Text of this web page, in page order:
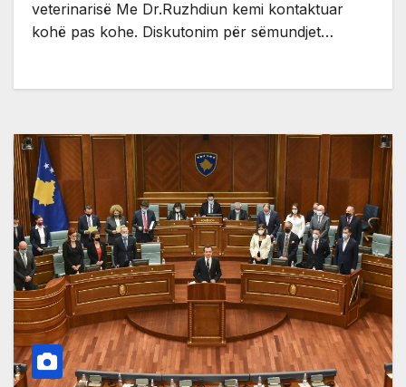
veterinarisë Me Dr.Ruzhdiun kemi kontaktuar
kohë pas kohe. Diskutonim për sëmundjet…